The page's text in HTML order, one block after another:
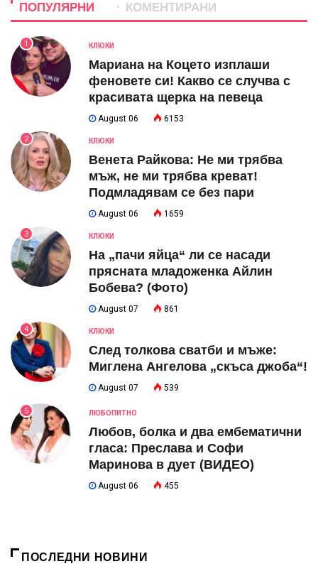
ПОПУЛЯРНИ КОМЕНТИРАНИ
1 КЛЮКИ
Мариана на Коцето изплаши
феновете си! Какво се случва с
красивата щерка на певеца
August 06 6153
2 КЛЮКИ
Венета Райкова: Не ми трябва
мъж, не ми трябва креват!
Подмладявам се без пари
August 06 1659
3 КЛЮКИ
На „пачи яйца“ ли се насади
прясната младоженка Айлин
Бобева? (Фото)
August 07 861
4 КЛЮКИ
След толкова сватби и мъже:
Миглена Ангелова „скъса джоба“!
August 07 539
5 ЛЮБОПИТНО
Любов, болка и два ембематични
гласа: Преслава и Софи
Маринова в дует (ВИДЕО)
August 06 455
ПОСЛЕДНИ НОВИНИ